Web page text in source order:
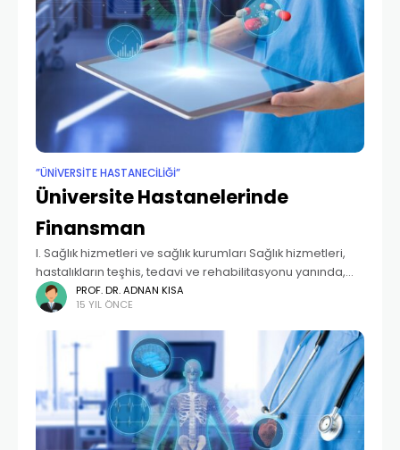
”ÜNIVERSITE HASTANECILIĞI”
Üniversite Hastanelerinde
Finansman
I. Sağlık hizmetleri ve sağlık kurumları Sağlık hizmetleri,
hastalıkların teşhis, tedavi ve rehabilitasyonu yanında,
hastalıkların önlenmesi ve toplum ve bireyin sağlık
düzeyini geliştirilmesi ile ilgili faaliyetler bütünü anlamına
gelmektedir. Sağlık
PROF. DR. ADNAN KISA
15 YIL ÖNCE